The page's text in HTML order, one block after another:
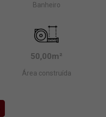
Banheiro
50,00m²
Área construída